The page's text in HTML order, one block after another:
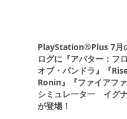
PlayStation®Plus 7月
ログに『アバター：フ
オブ・パンドラ』『
Ronin』『ファイアフ
シミュレ一タ一 イグ
が登場！